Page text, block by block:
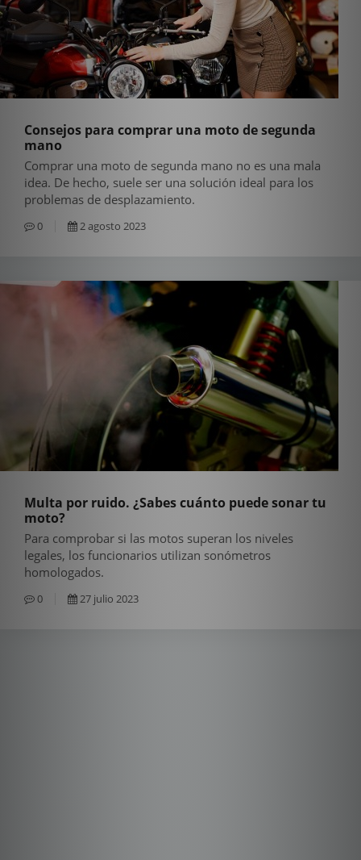
Consejos para comprar una moto de segunda
mano
Comprar una moto de segunda mano no es una mala
idea. De hecho, suele ser una solución ideal para los
problemas de desplazamiento.
0 2 agosto 2023
Multa por ruido. ¿Sabes cuánto puede sonar tu
moto?
Para comprobar si las motos superan los niveles
legales, los funcionarios utilizan sonómetros
homologados.
0 27 julio 2023